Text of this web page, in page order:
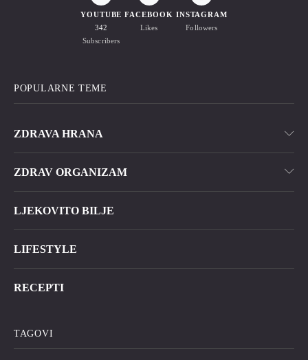
YOUTUBE
342
Subscribers
FACEBOOK
Likes
INSTAGRAM
Followers
POPULARNE TEME
ZDRAVA HRANA
ZDRAV ORGANIZAM
LJEKOVITO BILJE
LIFESTYLE
RECEPTI
TAGOVI